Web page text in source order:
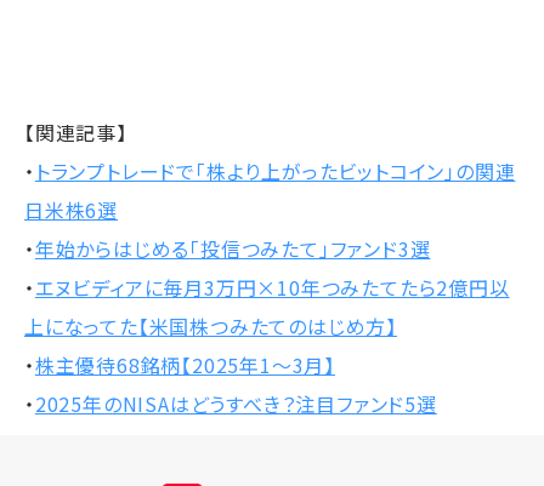
【関連記事】
・ トランプトレードで「株より上がったビットコイン」の関連
日米株6選
・年始からはじめる「投信つみたて」ファンド3選
・エヌビディアに毎月3万円×10年つみたてたら2億円以
上になってた【米国株つみたてのはじめ方】
・株主優待68銘柄【2025年1～3月】
・2025年のNISAはどうすべき？注目ファンド5選